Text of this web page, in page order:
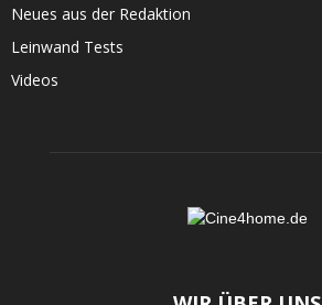
Neues aus der Redaktion
Leinwand Tests
Videos